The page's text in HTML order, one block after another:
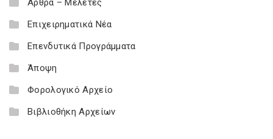
Άρθρα – Μελέτες
Επιχειρηματικά Νέα
Επενδυτικά Προγράμματα
Άποψη
Φορολογικό Αρχείο
Βιβλιοθήκη Αρχείων